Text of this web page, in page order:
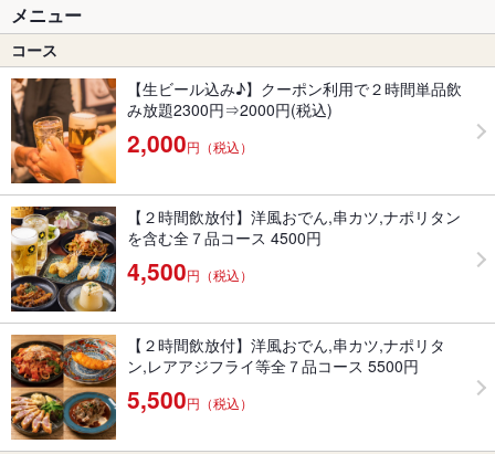
メニュー
コース
【生ビール込み♪】クーポン利用で２時間単品飲
み放題2300円⇒2000円(税込)
2,000円（税込）
【２時間飲放付】洋風おでん,串カツ,ナポリタン
を含む全７品コース 4500円
4,500円（税込）
【２時間飲放付】洋風おでん,串カツ,ナポリタ
ン,レアアジフライ等全７品コース 5500円
5,500円（税込）